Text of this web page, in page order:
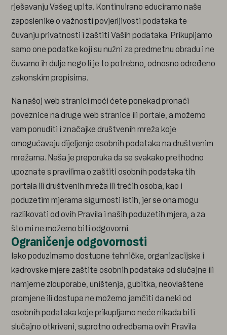
rješavanju Vašeg upita. Kontinuirano educiramo naše
zaposlenike o važnosti povjerljivosti podataka te
čuvanju privatnosti i zaštiti Vaših podataka. Prikupljamo
samo one podatke koji su nužni za predmetnu obradu i ne
čuvamo ih dulje nego li je to potrebno, odnosno određeno
zakonskim propisima.
Na našoj web stranici moći ćete ponekad pronaći
poveznice na druge web stranice ili portale, a možemo
vam ponuditi i značajke društvenih mreža koje
omogućavaju dijeljenje osobnih podataka na društvenim
mrežama. Naša je preporuka da se svakako prethodno
upoznate s pravilima o zaštiti osobnih podataka tih
portala ili društvenih mreža ili trećih osoba, kao i
poduzetim mjerama sigurnosti istih, jer se ona mogu
razlikovati od ovih Pravila i naših poduzetih mjera, a za
što mi ne možemo biti odgovorni.
Ograničenje odgovornosti
Iako poduzimamo dostupne tehničke, organizacijske i
kadrovske mjere zaštite osobnih podataka od slučajne ili
namjerne zlouporabe, uništenja, gubitka, neovlaštene
promjene ili dostupa ne možemo jamčiti da neki od
osobnih podataka koje prikupljamo neće nikada biti
slučajno otkriveni, suprotno odredbama ovih Pravila